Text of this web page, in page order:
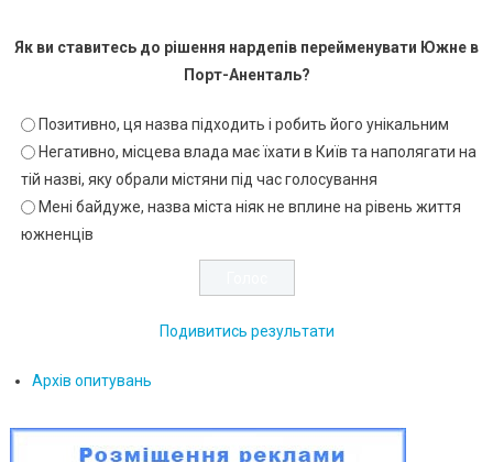
Як ви ставитесь до рішення нардепів перейменувати Южне в
Порт-Аненталь?
Позитивно, ця назва підходить і робить його унікальним
Негативно, місцева влада має їхати в Київ та наполягати на
тій назві, яку обрали містяни під час голосування
Мені байдуже, назва міста ніяк не вплине на рівень життя
южненців
Подивитись результати
Архів опитувань